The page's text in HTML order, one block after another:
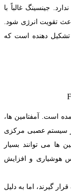
جینسینگ غالباً با
تقویت انرژی شود.
تشکیل دهنده است که
است. آمفتامین ها،
سیستم عصبی مرکزی
ها می توانند بسیار
هوشیاری و افزایش
گیرند، اما به دلیل